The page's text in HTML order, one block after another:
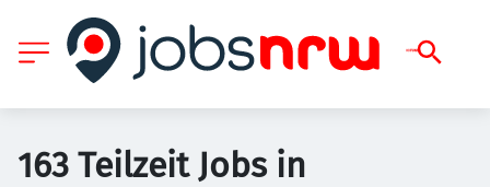
163 Teilzeit Jobs in